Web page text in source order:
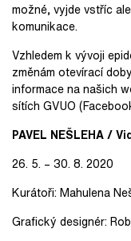
možné, vyjde vstříc
komunikace.
Vzhledem k vývoji
změnám otevírací
informace na našich
sítích GVUO
PAVEL NEŠLEHA /
26. 5. – 30. 8. 2020
Kurátoři: Mahulena
Grafický designér: